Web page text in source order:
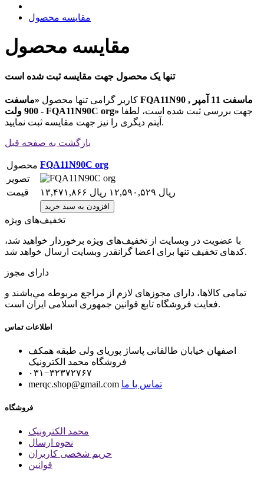
مقایسه محصول
مقایسه محصول
تنها یک محصول جهت مقایسه ثبت شده است
کاربر گرامی تنها محصول «ماسفت FQA11N90 , ماسفت 11 آمپر
900 ولت - FQA11N90C org»
آیتم دیگری را نیز جهت مقایسه ثبت نمایید.
بازگشت به صفحه قبل
محصول FQA11N90C org
تصویر
قیمت
۱۳,۴۷۱,۸۶۶ ریال ۱۲,۵۹۰,۵۲۹ ریال
تخفیف‌های ویژه
با عضویت در وبسایت از تخفیف‌های ویژه برخوردار خواهید شد،
کدهای تخفیف تنها برای اعضا گرانقدر وبسایت ارسال خواهد شد.
دارای مجوز
تمامی كالاها، دارای مجوزهای لازم از مراجع مربوطه مي‌باشند و
فعایت فروشگاه تابع قوانين جمهوری اسلامی ايران است.
اطلاعات تماس
اصفهان خیابان طالقانی پاساژ پوریای ولی طبقه همکف
فروشگاه محمد الکترونیک
۰۳۱−۳۲۳۷۲۷۶۷
merqc.shop@gmail.com تماس با ما
فروشگاه
محمد الکترونیک
نحوه ارسال
حریم شخصی کاربران
قوانین